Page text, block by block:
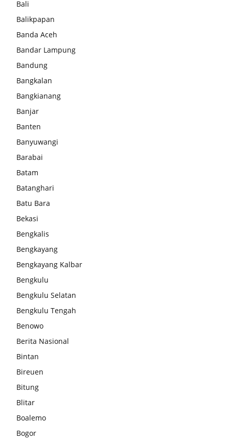
Bali
Balikpapan
Banda Aceh
Bandar Lampung
Bandung
Bangkalan
Bangkianang
Banjar
Banten
Banyuwangi
Barabai
Batam
Batanghari
Batu Bara
Bekasi
Bengkalis
Bengkayang
Bengkayang Kalbar
Bengkulu
Bengkulu Selatan
Bengkulu Tengah
Benowo
Berita Nasional
Bintan
Bireuen
Bitung
Blitar
Boalemo
Bogor